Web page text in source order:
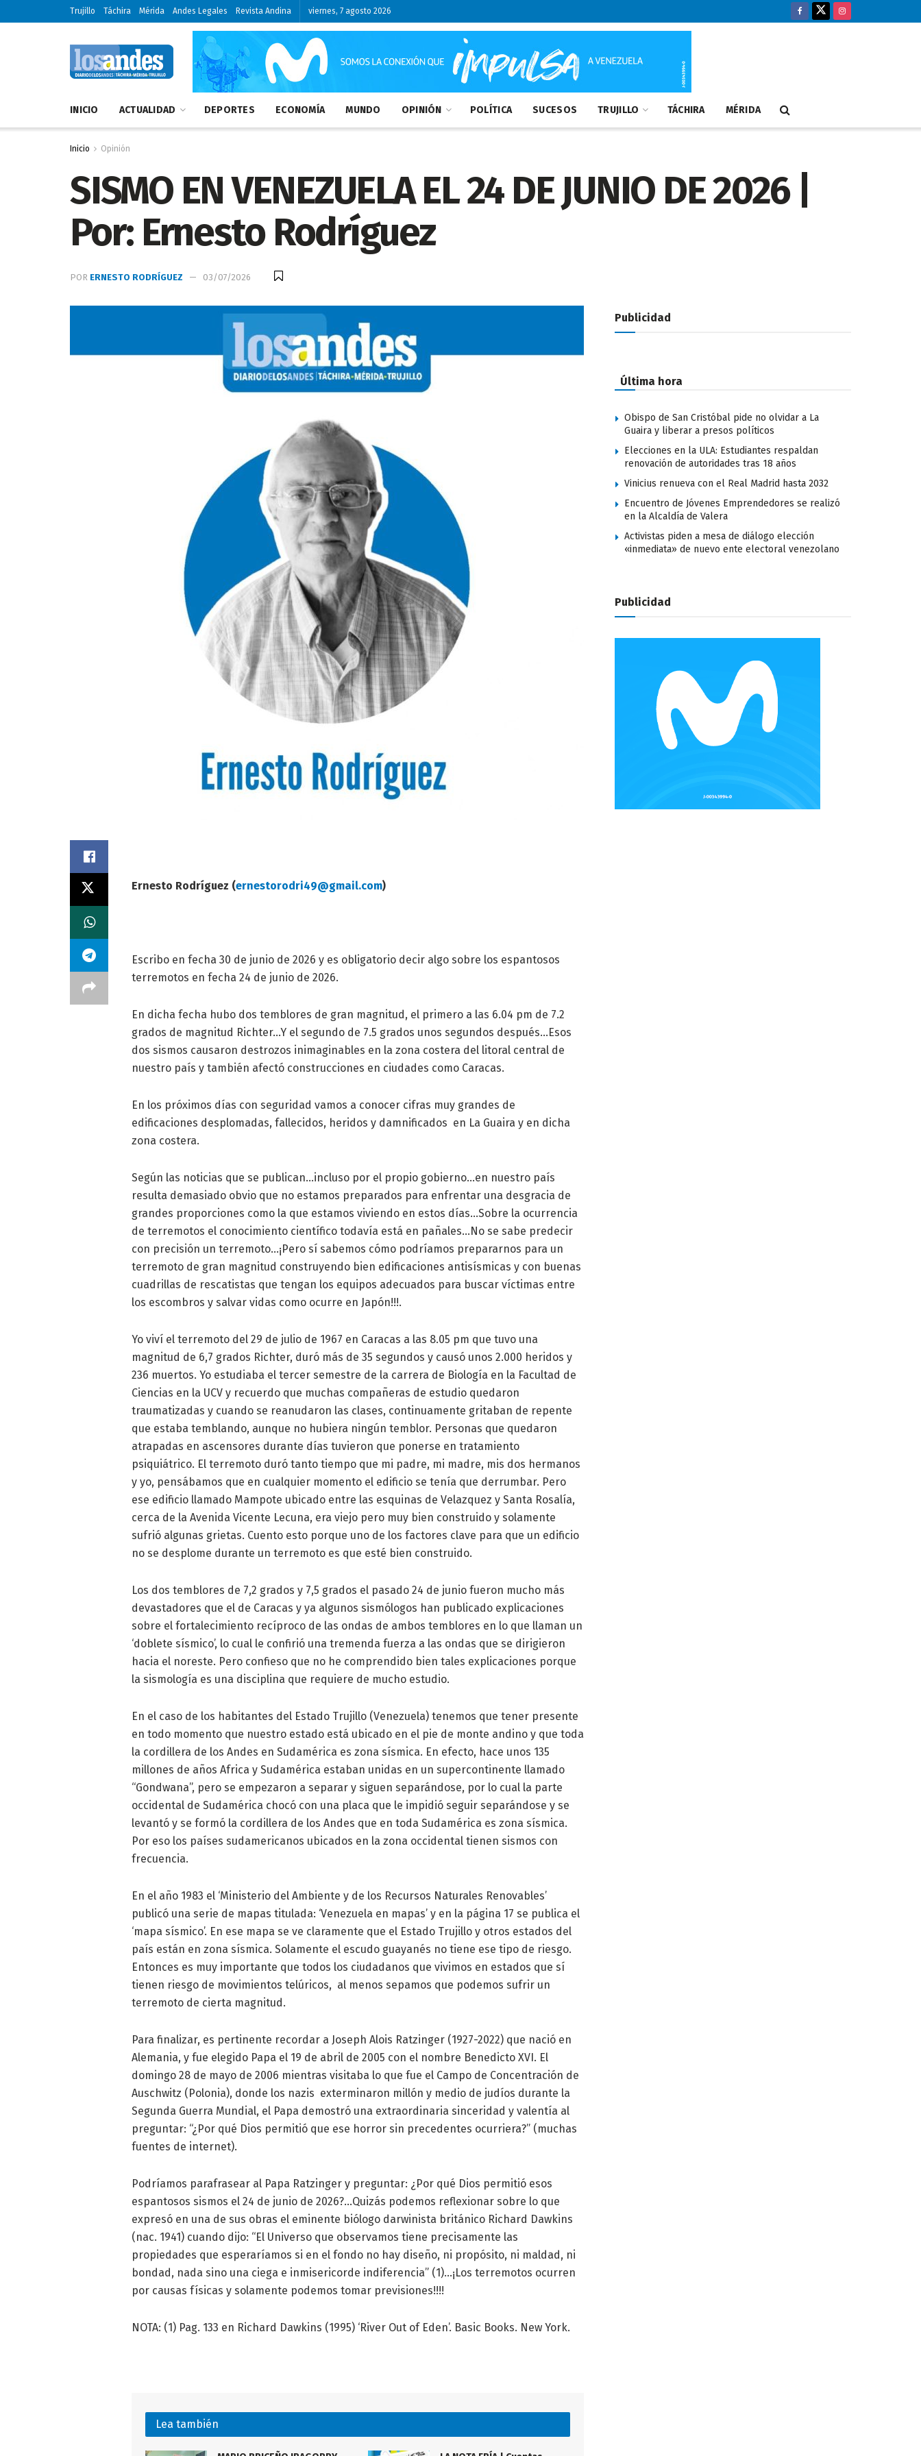
Trujillo Táchira Mérida Andes Legales Revista Andina viernes, 7 agosto 2026
INICIO ACTUALIDAD DEPORTES ECONOMÍA MUNDO OPINIÓN POLÍTICA SUCESOS TRUJILLO TÁCHIRA MÉRIDA
Inicio Opinión
SISMO EN VENEZUELA EL 24 DE JUNIO DE 2026 |
Por: Ernesto Rodríguez
POR ERNESTO RODRÍGUEZ 03/07/2026
Ernesto Rodríguez (ernestorodri49@gmail.com)
Escribo en fecha 30 de junio de 2026 y es obligatorio decir algo sobre los espantosos
terremotos en fecha 24 de junio de 2026.
En dicha fecha hubo dos temblores de gran magnitud, el primero a las 6.04 pm de 7.2
grados de magnitud Richter…Y el segundo de 7.5 grados unos segundos después…Esos
dos sismos causaron destrozos inimaginables en la zona costera del litoral central de
nuestro país y también afectó construcciones en ciudades como Caracas.
En los próximos días con seguridad vamos a conocer cifras muy grandes de
edificaciones desplomadas, fallecidos, heridos y damnificados en La Guaira y en dicha
zona costera.
Según las noticias que se publican…incluso por el propio gobierno…en nuestro país
resulta demasiado obvio que no estamos preparados para enfrentar una desgracia de
grandes proporciones como la que estamos viviendo en estos días…Sobre la ocurrencia
de terremotos el conocimiento científico todavía está en pañales…No se sabe predecir
con precisión un terremoto…¡Pero sí sabemos cómo podríamos prepararnos para un
terremoto de gran magnitud construyendo bien edificaciones antisísmicas y con buenas
cuadrillas de rescatistas que tengan los equipos adecuados para buscar víctimas entre
los escombros y salvar vidas como ocurre en Japón!!!.
Yo viví el terremoto del 29 de julio de 1967 en Caracas a las 8.05 pm que tuvo una
magnitud de 6,7 grados Richter, duró más de 35 segundos y causó unos 2.000 heridos y
236 muertos. Yo estudiaba el tercer semestre de la carrera de Biología en la Facultad de
Ciencias en la UCV y recuerdo que muchas compañeras de estudio quedaron
traumatizadas y cuando se reanudaron las clases, continuamente gritaban de repente
que estaba temblando, aunque no hubiera ningún temblor. Personas que quedaron
atrapadas en ascensores durante días tuvieron que ponerse en tratamiento
psiquiátrico. El terremoto duró tanto tiempo que mi padre, mi madre, mis dos hermanos
y yo, pensábamos que en cualquier momento el edificio se tenía que derrumbar. Pero
ese edificio llamado Mampote ubicado entre las esquinas de Velazquez y Santa Rosalía,
cerca de la Avenida Vicente Lecuna, era viejo pero muy bien construido y solamente
sufrió algunas grietas. Cuento esto porque uno de los factores clave para que un edificio
no se desplome durante un terremoto es que esté bien construido.
Los dos temblores de 7,2 grados y 7,5 grados el pasado 24 de junio fueron mucho más
devastadores que el de Caracas y ya algunos sismólogos han publicado explicaciones
sobre el fortalecimiento recíproco de las ondas de ambos temblores en lo que llaman un
‘doblete sísmico’, lo cual le confirió una tremenda fuerza a las ondas que se dirigieron
hacia el noreste. Pero confieso que no he comprendido bien tales explicaciones porque
la sismología es una disciplina que requiere de mucho estudio.
En el caso de los habitantes del Estado Trujillo (Venezuela) tenemos que tener presente
en todo momento que nuestro estado está ubicado en el pie de monte andino y que toda
la cordillera de los Andes en Sudamérica es zona sísmica. En efecto, hace unos 135
millones de años Africa y Sudamérica estaban unidas en un supercontinente llamado
“Gondwana”, pero se empezaron a separar y siguen separándose, por lo cual la parte
occidental de Sudamérica chocó con una placa que le impidió seguir separándose y se
levantó y se formó la cordillera de los Andes que en toda Sudamérica es zona sísmica.
Por eso los países sudamericanos ubicados en la zona occidental tienen sismos con
frecuencia.
En el año 1983 el ‘Ministerio del Ambiente y de los Recursos Naturales Renovables’
publicó una serie de mapas titulada: ‘Venezuela en mapas’ y en la página 17 se publica el
‘mapa sísmico’. En ese mapa se ve claramente que el Estado Trujillo y otros estados del
país están en zona sísmica. Solamente el escudo guayanés no tiene ese tipo de riesgo.
Entonces es muy importante que todos los ciudadanos que vivimos en estados que sí
tienen riesgo de movimientos telúricos, al menos sepamos que podemos sufrir un
terremoto de cierta magnitud.
Para finalizar, es pertinente recordar a Joseph Alois Ratzinger (1927-2022) que nació en
Alemania, y fue elegido Papa el 19 de abril de 2005 con el nombre Benedicto XVI. El
domingo 28 de mayo de 2006 mientras visitaba lo que fue el Campo de Concentración de
Auschwitz (Polonia), donde los nazis exterminaron millón y medio de judíos durante la
Segunda Guerra Mundial, el Papa demostró una extraordinaria sinceridad y valentía al
preguntar: “¿Por qué Dios permitió que ese horror sin precedentes ocurriera?” (muchas
fuentes de internet).
Podríamos parafrasear al Papa Ratzinger y preguntar: ¿Por qué Dios permitió esos
espantosos sismos el 24 de junio de 2026?…Quizás podemos reflexionar sobre lo que
expresó en una de sus obras el eminente biólogo darwinista británico Richard Dawkins
(nac. 1941) cuando dijo: “El Universo que observamos tiene precisamente las
propiedades que esperaríamos si en el fondo no hay diseño, ni propósito, ni maldad, ni
bondad, nada sino una ciega e inmisericorde indiferencia” (1)…¡Los terremotos ocurren
por causas físicas y solamente podemos tomar previsiones!!!!
NOTA: (1) Pag. 133 en Richard Dawkins (1995) ‘River Out of Eden’. Basic Books. New York.
Lea también
Publicidad
Última hora
Obispo de San Cristóbal pide no olvidar a La
Guaira y liberar a presos políticos
Elecciones en la ULA: Estudiantes respaldan
renovación de autoridades tras 18 años
Vinicius renueva con el Real Madrid hasta 2032
Encuentro de Jóvenes Emprendedores se realizó
en la Alcaldía de Valera
Activistas piden a mesa de diálogo elección
«inmediata» de nuevo ente electoral venezolano
Publicidad